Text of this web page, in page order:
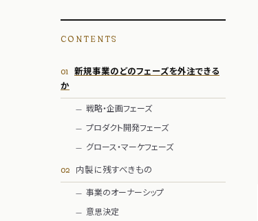
CONTENTS
新規事業のどのフェーズを外注できる
か
戦略・企画フェーズ
プロダクト開発フェーズ
グロース・マーケフェーズ
内製に残すべきもの
事業のオーナーシップ
意思決定